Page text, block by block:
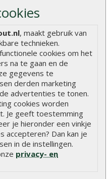
, maakt gebruik van
technieken.
cookies om het
na te gaan en de
gegevens te
derden marketing
advertenties te tonen.
cookies worden
Je geeft toestemming
je hieronder een vinkje
accepteren? Dan kan je
in de instellingen.
privacy- en
op